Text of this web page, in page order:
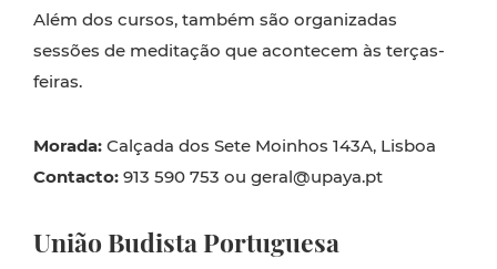
Além dos cursos, também são organizadas
sessões de meditação que acontecem às terças-
feiras.
Morada: Calçada dos Sete Moinhos 143A, Lisboa
Contacto: 913 590 753 ou geral@upaya.pt
União Budista Portuguesa